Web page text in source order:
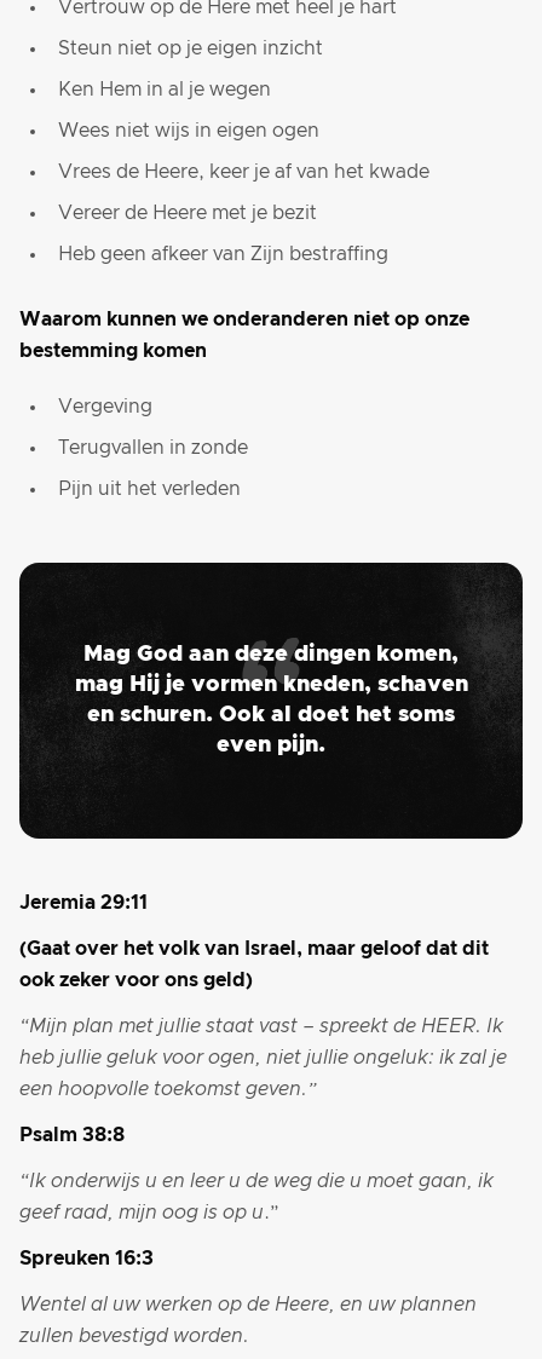
Vertrouw op de Here met heel je hart
Steun niet op je eigen inzicht
Ken Hem in al je wegen
Wees niet wijs in eigen ogen
Vrees de Heere, keer je af van het kwade
Vereer de Heere met je bezit
Heb geen afkeer van Zijn bestraffing
Waarom kunnen we onderanderen niet op onze
bestemming komen
Vergeving
Terugvallen in zonde
Pijn uit het verleden
Mag God aan deze dingen komen,
mag Hij je vormen kneden, schaven
en schuren. Ook al doet het soms
even pijn.
Jeremia 29:11
(Gaat over het volk van Israel, maar geloof dat dit
ook zeker voor ons geld)
“Mijn plan met jullie staat vast – spreekt de HEER. Ik
heb jullie geluk voor ogen, niet jullie ongeluk: ik zal je
een hoopvolle toekomst geven.”
Psalm 38:8
“Ik onderwijs u en leer u de weg die u moet gaan, ik
geef raad, mijn oog is op u.”
Spreuken 16:3
Wentel al uw werken op de Heere, en uw plannen
zullen bevestigd worden.